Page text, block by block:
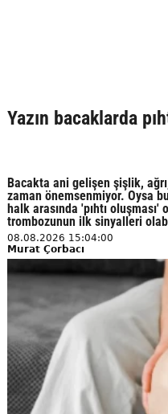
Yazın bacaklarda
Bacakta ani gelişen şişlik, ağrı,
zaman önemsenmiyor. Oysa
halk arasında 'pıhtı
trombozunun ilk sinyalleri
08.08.2026 15:04:00
Murat Çorbacı